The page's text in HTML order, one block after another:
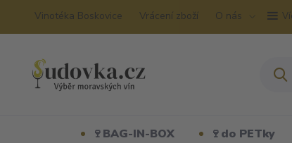
Vinotéka Boskovice Vrácení zboží O nás
🍷BAG-IN-BOX 🍷do PETky